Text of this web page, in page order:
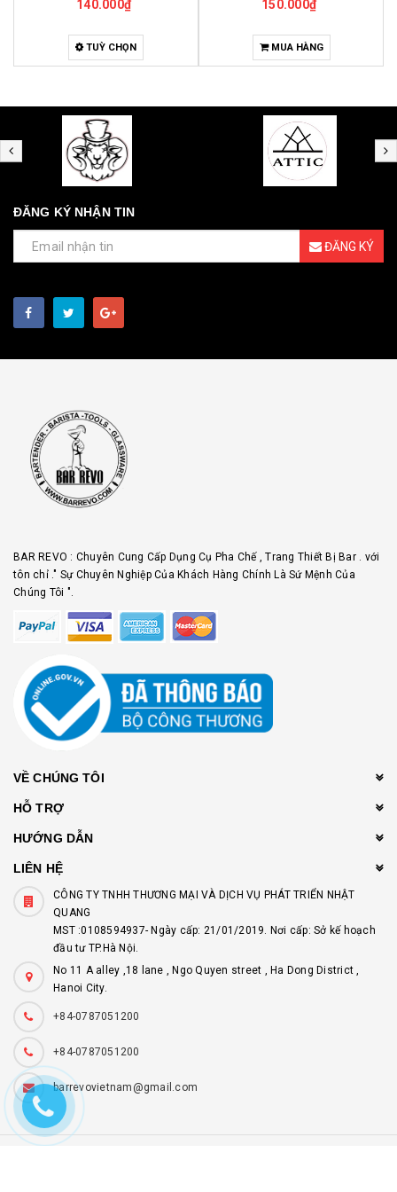
150.000₫
MUA HÀNG
4.000.000₫
MUA HÀNG
ĐĂNG KÝ NHẬN TIN
ĐĂNG KÝ
BAR REVO : Chuyên Cung Cấp Dụng Cụ Pha Chế , Trang Thiết Bị Bar . với
tôn chỉ ." Sự Chuyên Nghiệp Của Khách Hàng Chính Là Sứ Mệnh Của
Chúng Tôi ".
VỀ CHÚNG TÔI
HỖ TRỢ
HƯỚNG DẪN
LIÊN HỆ
CÔNG TY TNHH THƯƠNG MẠI VÀ DỊCH VỤ PHÁT TRIỂN NHẬT
QUANG
MST :0108594937- Ngày cấp: 21/01/2019. Nơi cấp: Sở kế hoạch
đầu tư TP.Hà Nội.
No 11 A alley ,18 lane , Ngo Quyen street , Ha Dong District ,
Hanoi City.
+84-0787051200
+84-0787051200
barrevovietnam@gmail.com